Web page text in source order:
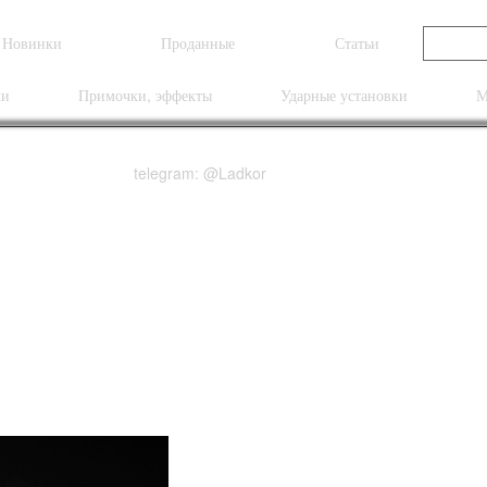
Новинки Проданные Статьи
Примочки, эффекты Ударные установки
telegram: @Ladkor